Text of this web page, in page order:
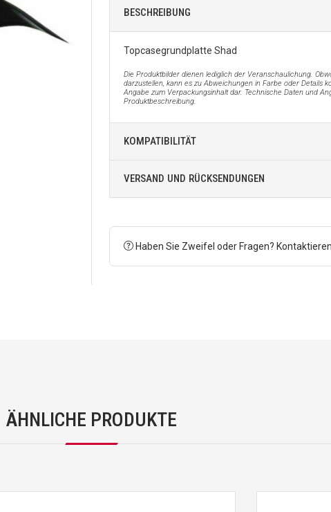
BESCHREIBUNG
Topcasegrundplatte Shad
Die Produktbilder dienen lediglich der Veranschaulichung.
darzustellen, kann es zu Abweichungen in Farbe oder Details
Angabe zum Verpackungsinhalt dar. Technische Daten und
Produktbeschreibung.
KOMPATIBILITÄT
VERSAND UND RÜCKSENDUNGEN
Haben Sie Zweifel oder Fragen?
ÄHNLICHE PRODUKTE